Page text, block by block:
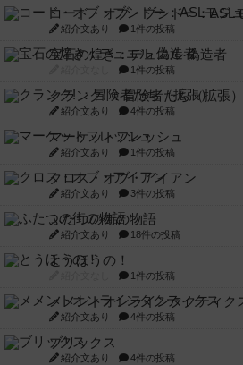
コード・オブ・ブシドー：ASL
紹介文あり 1件の投稿
宝石の煌き：デュエル 偽造者
1件の投稿
クランク! ：冒険者たち（拡張）
紹介文あり 4件の投稿
マーケットフレッシュ
紹介文あり 1件の投稿
クロス・オブ・アイアン
紹介文あり 3件の投稿
ふたつの街の物語
紹介文あり 18件の投稿
とうほうの！
1件の投稿
メメントオンラインタクティク
紹介文あり 4件の投稿
ブリックス
紹介文あり 4件の投稿